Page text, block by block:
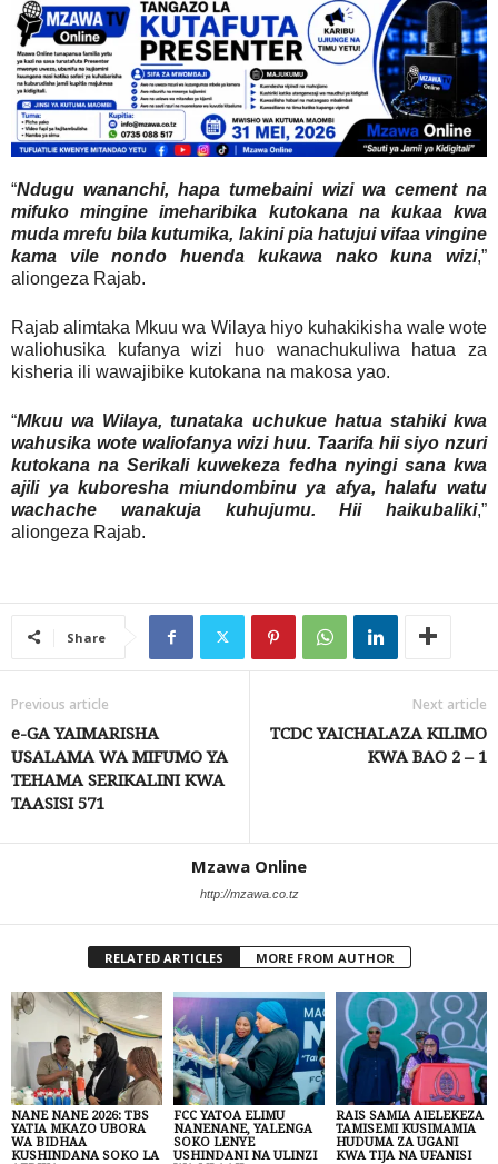
“Ndugu wananchi, hapa tumebaini wizi wa cement na
mifuko mingine imeharibika kutokana na kukaa kwa
muda mrefu bila kutumika, lakini pia hatujui vifaa vingine
kama vile nondo huenda kukawa nako kuna wizi,”
aliongeza Rajab.
Rajab alimtaka Mkuu wa Wilaya hiyo kuhakikisha wale wote
waliohusika kufanya wizi huo wanachukuliwa hatua za
kisheria ili wawajibike kutokana na makosa yao.
“Mkuu wa Wilaya, tunataka uchukue hatua stahiki kwa
wahusika wote waliofanya wizi huu. Taarifa hii siyo nzuri
kutokana na Serikali kuwekeza fedha nyingi sana kwa
ajili ya kuboresha miundombinu ya afya, halafu watu
wachache wanakuja kuhujumu. Hii haikubaliki,”
aliongeza Rajab.
Share
Previous article
e-GA YAIMARISHA
USALAMA WA MIFUMO YA
TEHAMA SERIKALINI KWA
TAASISI 571
Next article
TCDC YAICHALAZA KILIMO
KWA BAO 2 – 1
Mzawa Online
http://mzawa.co.tz
RELATED ARTICLES MORE FROM AUTHOR
NANE NANE 2026: TBS
YATIA MKAZO UBORA
WA BIDHAA
KUSHINDANA SOKO LA
FCC YATOA ELIMU
NANENANE, YALENGA
SOKO LENYE
USHINDANI NA ULINZI
RAIS SAMIA AIELEKEZA
TAMISEMI KUSIMAMIA
HUDUMA ZA UGANI
KWA TIJA NA UFANISI